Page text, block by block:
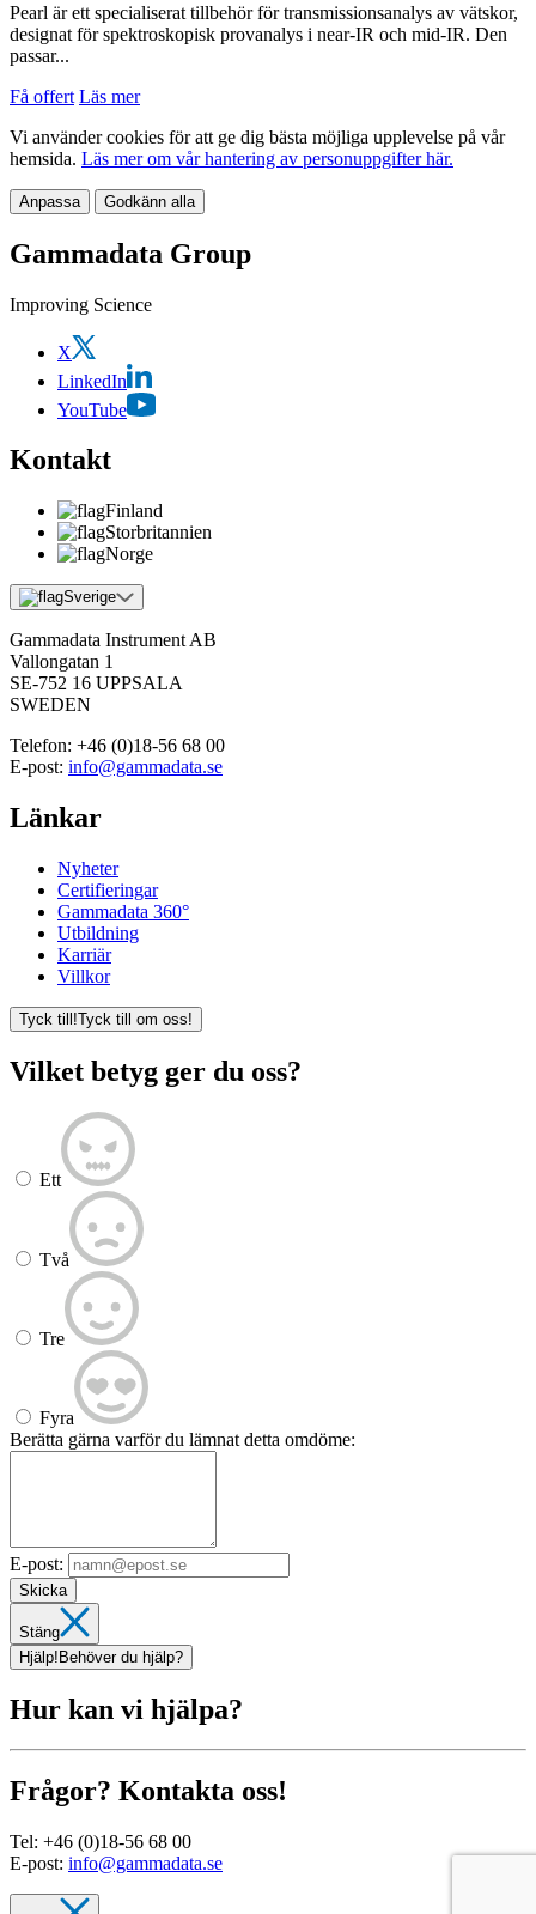
Pearl är ett specialiserat tillbehör för transmissionsanalys av vätskor,
designat för spektroskopisk provanalys i near-IR och mid-IR. Den
passar...
Få offert Läs mer
Vi använder cookies för att ge dig bästa möjliga upplevelse på vår
hemsida. Läs mer om vår hantering av personuppgifter här.
Anpassa Godkänn alla
Gammadata Group
Improving Science
X
LinkedIn
YouTube
Kontakt
Finland
Storbritannien
Norge
Sverige
Gammadata Instrument AB
Vallongatan 1
SE-752 16 UPPSALA
SWEDEN
Telefon: +46 (0)18-56 68 00
E-post: info@gammadata.se
Länkar
Nyheter
Certifieringar
Gammadata 360°
Utbildning
Karriär
Villkor
Tyck till!Tyck till om oss!
Vilket betyg ger du oss?
Ett
Två
Tre
Fyra
Berätta gärna varför du lämnat detta omdöme:
E-post:
Skicka
Stäng
Hjälp!Behöver du hjälp?
Hur kan vi hjälpa?
Frågor? Kontakta oss!
Tel: +46 (0)18-56 68 00
E-post: info@gammadata.se